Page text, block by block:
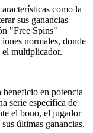
como la
sus ganancias
"Free Spins"
normales, donde
el multiplicador.
en potencia
serie específica de
el bono, el jugador
últimas ganancias.